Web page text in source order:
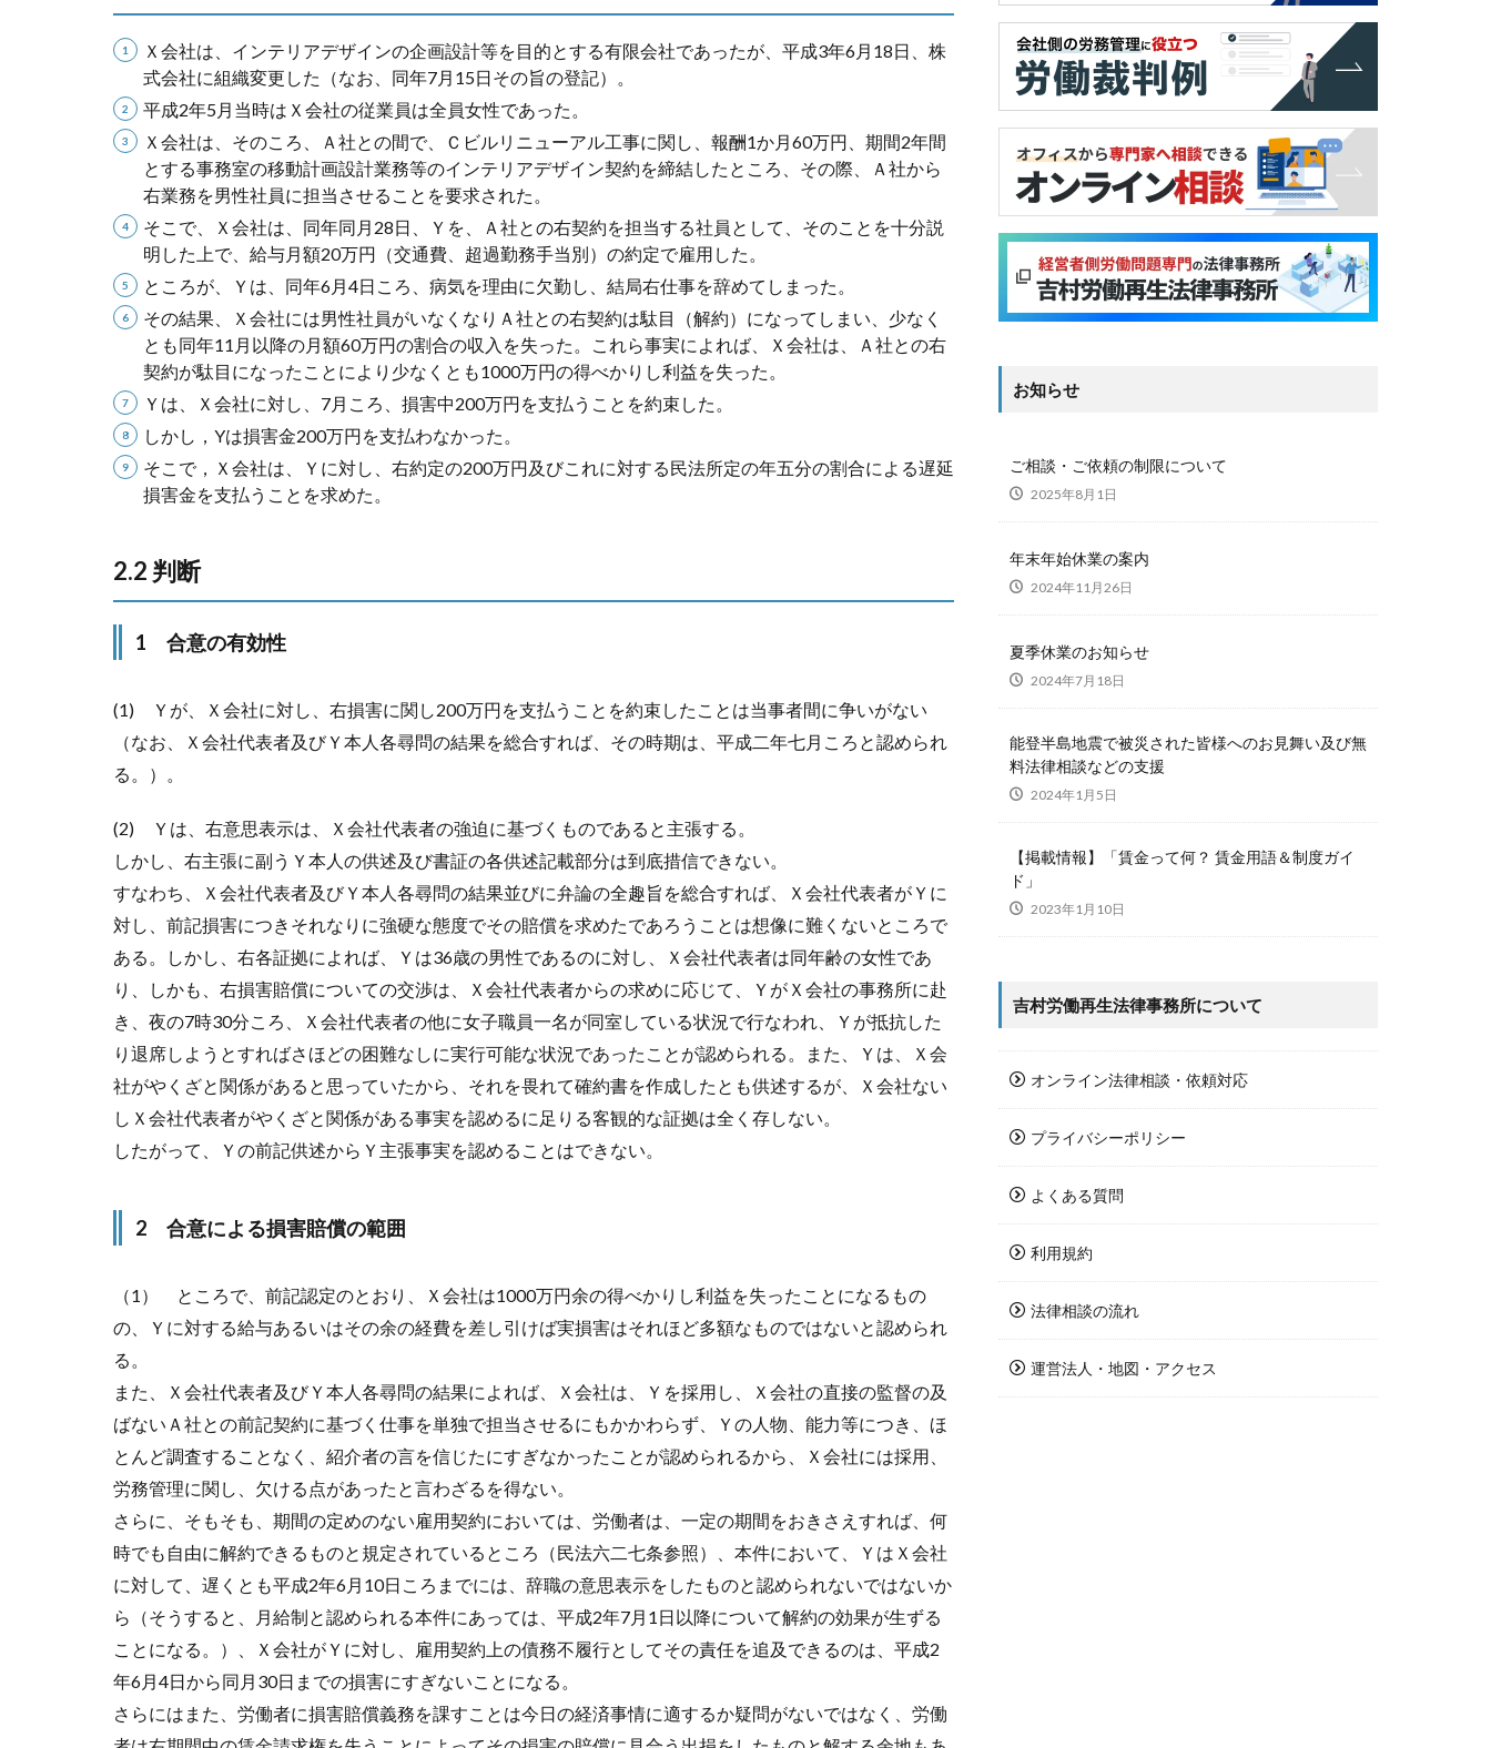
Ｘ会社は、インテリアデザインの企画設計等を目的とする有限会社であったが、平成3年6月18日、株
式会社に組織変更した（なお、同年7月15日その旨の登記）。
平成2年5月当時はＸ会社の従業員は全員女性であった。
Ｘ会社は、そのころ、Ａ社との間で、Ｃビルリニューアル工事に関し、報酬1か月60万円、期間2年間
とする事務室の移動計画設計業務等のインテリアデザイン契約を締結したところ、その際、Ａ社から
右業務を男性社員に担当させることを要求された。
そこで、Ｘ会社は、同年同月28日、Ｙを、Ａ社との右契約を担当する社員として、そのことを十分説
明した上で、給与月額20万円（交通費、超過勤務手当別）の約定で雇用した。
ところが、Ｙは、同年6月4日ころ、病気を理由に欠勤し、結局右仕事を辞めてしまった。
その結果、Ｘ会社には男性社員がいなくなりＡ社との右契約は駄目（解約）になってしまい、少なく
とも同年11月以降の月額60万円の割合の収入を失った。これら事実によれば、Ｘ会社は、Ａ社との右
契約が駄目になったことにより少なくとも1000万円の得べかりし利益を失った。
Ｙは、Ｘ会社に対し、7月ころ、損害中200万円を支払うことを約束した。
しかし，Yは損害金200万円を支払わなかった。
そこで，Ｘ会社は、Ｙに対し、右約定の200万円及びこれに対する民法所定の年五分の割合による遅延
損害金を支払うことを求めた。
2.2 判断
1 合意の有効性
(1) Ｙが、Ｘ会社に対し、右損害に関し200万円を支払うことを約束したことは当事者間に争いがない
（なお、Ｘ会社代表者及びＹ本人各尋問の結果を総合すれば、その時期は、平成二年七月ころと認められ
る。）。
(2) Ｙは、右意思表示は、Ｘ会社代表者の強迫に基づくものであると主張する。
しかし、右主張に副うＹ本人の供述及び書証の各供述記載部分は到底措信できない。
すなわち、Ｘ会社代表者及びＹ本人各尋問の結果並びに弁論の全趣旨を総合すれば、Ｘ会社代表者がＹに
対し、前記損害につきそれなりに強硬な態度でその賠償を求めたであろうことは想像に難くないところで
ある。しかし、右各証拠によれば、Ｙは36歳の男性であるのに対し、Ｘ会社代表者は同年齢の女性であ
り、しかも、右損害賠償についての交渉は、Ｘ会社代表者からの求めに応じて、ＹがＸ会社の事務所に赴
き、夜の7時30分ころ、Ｘ会社代表者の他に女子職員一名が同室している状況で行なわれ、Ｙが抵抗した
り退席しようとすればさほどの困難なしに実行可能な状況であったことが認められる。また、Ｙは、Ｘ会
社がやくざと関係があると思っていたから、それを畏れて確約書を作成したとも供述するが、Ｘ会社ない
しＸ会社代表者がやくざと関係がある事実を認めるに足りる客観的な証拠は全く存しない。
したがって、Ｙの前記供述からＹ主張事実を認めることはできない。
2 合意による損害賠償の範囲
（1） ところで、前記認定のとおり、Ｘ会社は1000万円余の得べかりし利益を失ったことになるもの
の、Ｙに対する給与あるいはその余の経費を差し引けば実損害はそれほど多額なものではないと認められ
る。
また、Ｘ会社代表者及びＹ本人各尋問の結果によれば、Ｘ会社は、Ｙを採用し、Ｘ会社の直接の監督の及
ばないＡ社との前記契約に基づく仕事を単独で担当させるにもかかわらず、Ｙの人物、能力等につき、ほ
とんど調査することなく、紹介者の言を信じたにすぎなかったことが認められるから、Ｘ会社には採用、
労務管理に関し、欠ける点があったと言わざるを得ない。
さらに、そもそも、期間の定めのない雇用契約においては、労働者は、一定の期間をおきさえすれば、何
時でも自由に解約できるものと規定されているところ（民法六二七条参照）、本件において、ＹはＸ会社
に対して、遅くとも平成2年6月10日ころまでには、辞職の意思表示をしたものと認められないではないか
ら（そうすると、月給制と認められる本件にあっては、平成2年7月1日以降について解約の効果が生ずる
ことになる。）、Ｘ会社がＹに対し、雇用契約上の債務不履行としてその責任を追及できるのは、平成2
年6月4日から同月30日までの損害にすぎないことになる。
さらにはまた、労働者に損害賠償義務を課すことは今日の経済事情に適するか疑問がないではなく、労働
お知らせ
ご相談・ご依頼の制限について
2025年8月1日
年末年始休業の案内
2024年11月26日
夏季休業のお知らせ
2024年7月18日
能登半島地震で被災された皆様へのお見舞い及び無
料法律相談などの支援
2024年1月5日
【掲載情報】「賃金って何？ 賃金用語＆制度ガイ
ド」
2023年1月10日
吉村労働再生法律事務所について
オンライン法律相談・依頼対応
プライバシーポリシー
よくある質問
利用規約
法律相談の流れ
運営法人・地図・アクセス